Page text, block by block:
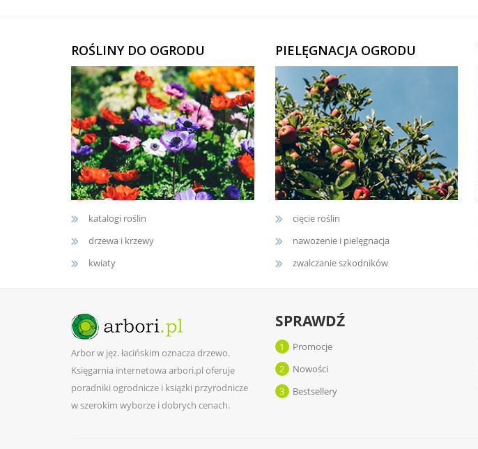
ROŚLINY DO OGRODU
katalogi roślin
drzewa i krzewy
kwiaty
PIELĘGNACJA OGRODU
cięcie roślin
nawożenie i pielęgnacja
zwalczanie szkodników
Arbor w jęz. łacińskim oznacza drzewo.
Księgarnia internetowa arbori.pl oferuje
poradniki ogrodnicze i książki przyrodnicze
w szerokim wyborze i dobrych cenach.
SPRAWDŹ
Promocje
1
Nowości
2
Bestsellery
3